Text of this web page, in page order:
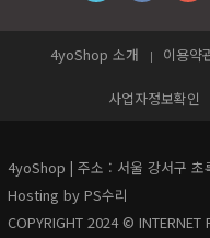
4yoShop 소개 이용약
사업자정보확인
4yoShop | 주소 : 서울 강서구 초
Hosting by PS수리
COPYRIGHT 2024 © INTERNET